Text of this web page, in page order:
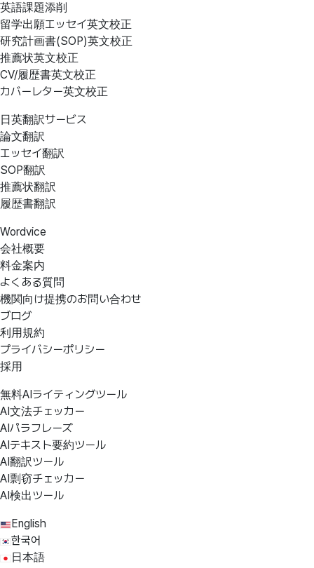
英語課題添削
留学出願エッセイ英文校正
研究計画書(SOP)英文校正
推薦状英文校正
CV/履歴書英文校正
カバーレター英文校正
日英翻訳サービス
論文翻訳
エッセイ翻訳
SOP翻訳
推薦状翻訳
履歴書翻訳
Wordvice
会社概要
料金案内
よくある質問
機関向け提携のお問い合わせ
ブログ
利用規約
プライバシーポリシー
採用
無料AIライティングツール
AI文法チェッカー
AIパラフレーズ
AIテキスト要約ツール
AI翻訳ツール
AI剽窃チェッカー
AI検出ツール
English
한국어
日本語